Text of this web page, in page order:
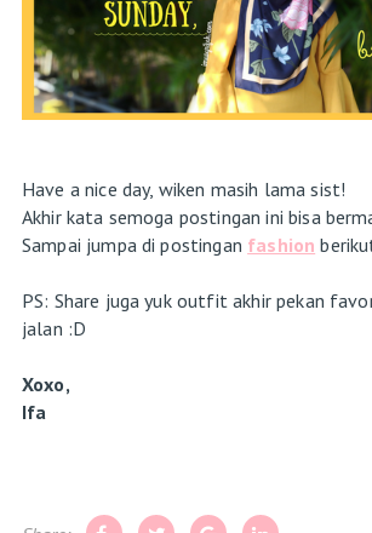
Have a nice day, wiken masih lama sist!
Akhir kata semoga postingan ini bisa
Sampai jumpa di postingan fashion
PS: Share juga yuk outfit akhir pekan
jalan :D
Xoxo,
Ifa